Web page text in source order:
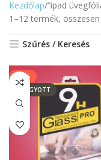
Kezdőlap “ipad
1–12 termék,
Szűrés / Keresés
-13%
ELFOGYOTT